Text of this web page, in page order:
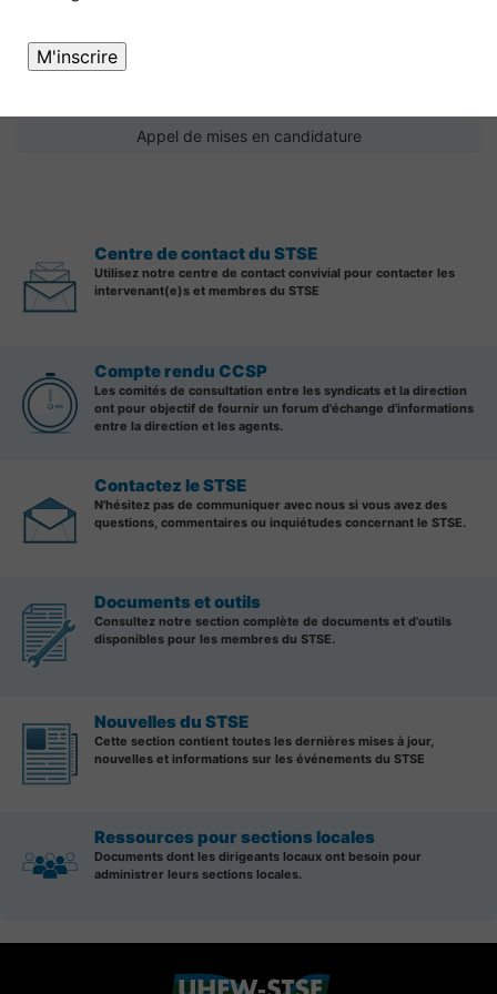
Appel de mises en candidature
Centre de contact du STSE
Utilisez notre centre de contact convivial pour contacter les
intervenant(e)s et membres du STSE
Compte rendu CCSP
Les comités de consultation entre les syndicats et la direction
ont pour objectif de fournir un forum d'échange d'informations
entre la direction et les agents.
Contactez le STSE
N'hésitez pas de communiquer avec nous si vous avez des
questions, commentaires ou inquiétudes concernant le STSE.
Documents et outils
Consultez notre section complète de documents et d'outils
disponibles pour les membres du STSE.
Nouvelles du STSE
Cette section contient toutes les dernières mises à jour,
nouvelles et informations sur les événements du STSE
Ressources pour sections locales
Documents dont les dirigeants locaux ont besoin pour
administrer leurs sections locales.